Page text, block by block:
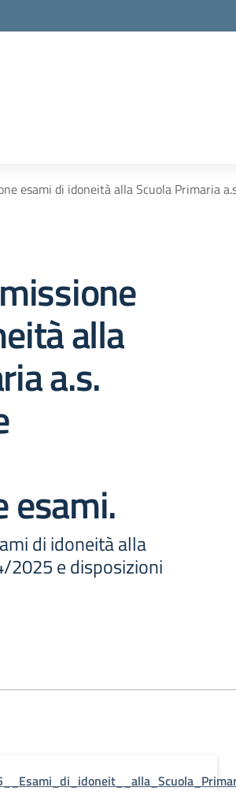
esami di idoneità alla Scuola Primaria
alla
a.s.
esami.
di idoneità alla
2025 e disposizioni